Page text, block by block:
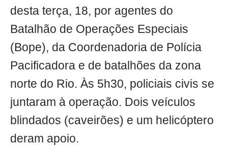
desta terça, 18, por agentes do
Batalhão de Operações Especiais
(Bope), da Coordenadoria de Polícia
Pacificadora e de batalhões da zona
norte do Rio. Às 5h30, policiais civis se
juntaram à operação. Dois veículos
blindados (caveirões) e um helicóptero
deram apoio.